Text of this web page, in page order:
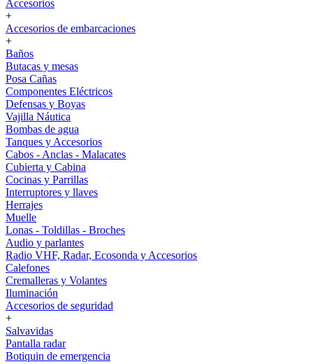
Accesorios
+
Accesorios de embarcaciones
+
Baños
Butacas y mesas
Posa Cañas
Componentes Eléctricos
Defensas y Boyas
Vajilla Náutica
Bombas de agua
Tanques y Accesorios
Cabos - Anclas - Malacates
Cubierta y Cabina
Cocinas y Parrillas
Interruptores y llaves
Herrajes
Muelle
Lonas - Toldillas - Broches
Audio y parlantes
Radio VHF, Radar, Ecosonda y Accesorios
Calefones
Cremalleras y Volantes
Iluminación
Accesorios de seguridad
+
Salvavidas
Pantalla radar
Botiquin de emergencia